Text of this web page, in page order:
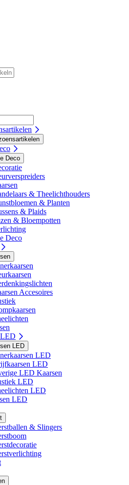
Deco
& Theelichthouders
& Planten
& Plaids
& Bloempotten
Deco
Accesoires
LED
LED
LED
LED Kaarsen
LED
LED
LED
& Slingers